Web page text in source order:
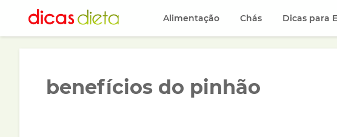
Alimentação Chás Dicas para
benefícios do pinhão